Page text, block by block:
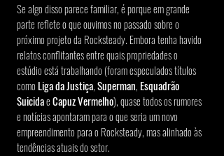
Se algo disso parece familiar, é porque em grande
parte reflete o que ouvimos no passado sobre o
próximo projeto da Rocksteady. Embora tenha havido
relatos conflitantes entre quais propriedades o
estúdio está trabalhando (foram especulados títulos
como Liga da Justiça, Superman, Esquadrão
Suicida e Capuz Vermelho), quase todos os rumores
e notícias apontaram para o que seria um novo
empreendimento para o Rocksteady, mas alinhado às
tendências atuais do setor.